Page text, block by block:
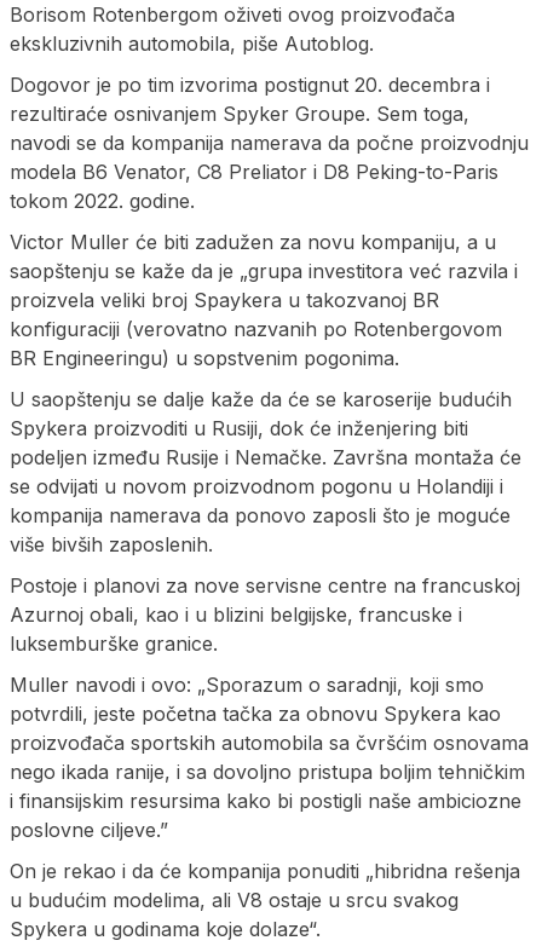
Borisom Rotenbergom oživeti ovog proizvođača
ekskluzivnih automobila, piše Autoblog.
Dogovor je po tim izvorima postignut 20. decembra i
rezultiraće osnivanjem Spyker Groupe. Sem toga,
navodi se da kompanija namerava da počne proizvodnju
modela B6 Venator, C8 Preliator i D8 Peking-to-Paris
tokom 2022. godine.
Victor Muller će biti zadužen za novu kompaniju, a u
saopštenju se kaže da je „grupa investitora već razvila i
proizvela veliki broj Spaykera ​u takozvanoj BR
konfiguraciji (verovatno nazvanih po Rotenbergovom
BR Engineeringu) u sopstvenim pogonima.
U saopštenju se dalje kaže da će se karoserije budućih
Spykera ​​proizvoditi u Rusiji, dok će inženjering biti
podeljen između Rusije i Nemačke. Završna montaža će
se odvijati u novom proizvodnom pogonu u Holandiji i
kompanija namerava da ponovo zaposli što je moguće
više bivših zaposlenih.
Postoje i planovi za nove servisne centre na francuskoj
Azurnoj obali, kao i u blizini belgijske, francuske i
luksemburške granice.
Muller navodi i ovo: „Sporazum o saradnji, koji smo
potvrdili, jeste početna tačka za obnovu Spykera kao
proizvođača sportskih automobila sa čvršćim osnovama
nego ikada ranije, i sa dovoljno pristupa boljim tehničkim
i finansijskim resursima kako bi postigli naše ambiciozne
poslovne ciljeve.”
On je rekao i da će kompanija ponuditi „hibridna rešenja
u budućim modelima, ali V8 ostaje u srcu svakog
Spykera u godinama koje dolaze“.